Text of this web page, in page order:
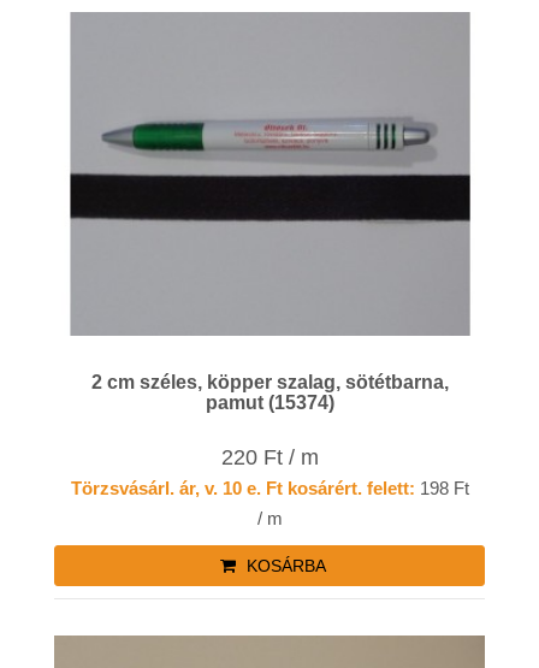
2 cm széles, köpper szalag, sötétbarna,
pamut (15374)
220 Ft / m
Törzsvásárl. ár, v. 10 e. Ft kosárért. felett: 198 Ft
/ m
KOSÁRBA